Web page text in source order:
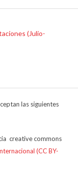
(Julio-
las siguientes
creative commons
(CC BY-